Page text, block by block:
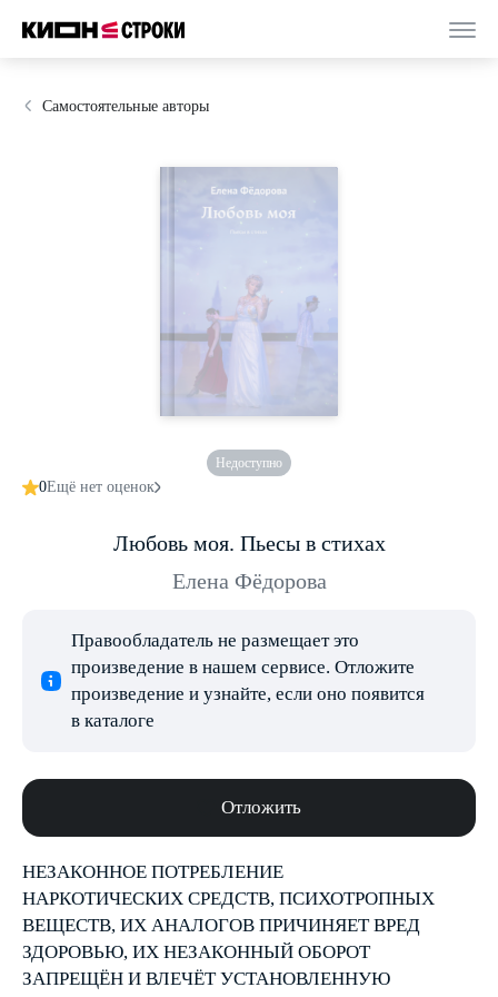
Самостоятельные авторы
Недоступно
0Ещё нет оценок
Любовь моя. Пьесы в стихах
Елена Фёдорова
Правообладатель не размещает это
произведение в нашем сервисе. Отложите
произведение и узнайте, если оно появится
в каталоге
Отложить
НЕЗАКОННОЕ ПОТРЕБЛЕНИЕ
НАРКОТИЧЕСКИХ СРЕДСТВ, ПСИХОТРОПНЫХ
ВЕЩЕСТВ, ИХ АНАЛОГОВ ПРИЧИНЯЕТ ВРЕД
ЗДОРОВЬЮ, ИХ НЕЗАКОННЫЙ ОБОРОТ
ЗАПРЕЩЁН И ВЛЕЧЁТ УСТАНОВЛЕННУЮ